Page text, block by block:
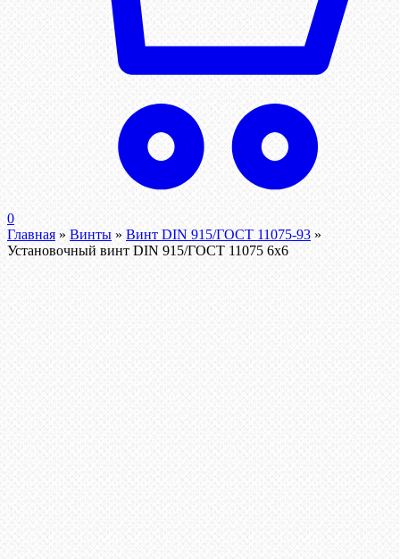
0
Главная » Винты » Винт DIN 915/ГОСТ 11075-93 »
Установочный винт DIN 915/ГОСТ 11075 6х6